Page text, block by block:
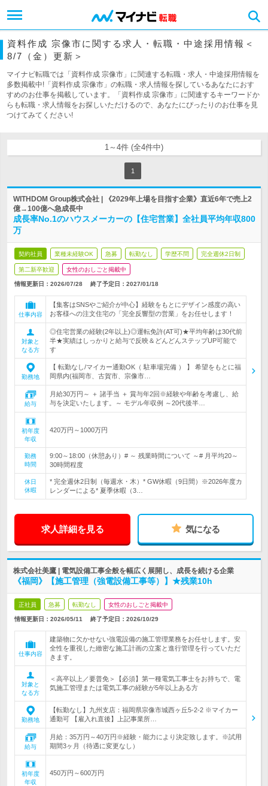
資料作成 宗像市に関する求人・転職・中途採用情報＜
8/7（金）更新＞
マイナビ転職では「資料作成 宗像市」に関連する転職・求人・中途採用情報を
多数掲載中!「資料作成 宗像市」の転職・求人情報を探しているあなたにおす
すめのお仕事を掲載しています。「資料作成 宗像市」に関連するキーワードか
らも転職・求人情報をお探しいただけるので、あなたにぴったりのお仕事を見
つけてみてください!
1～4件 (全4件中)
1
WITHDOM Group株式会社 | 《2029年上場を目指す企業》直近6年で売上2
億→100億へ急成長中
成長率No.1のハウスメーカーの【住宅営業】全社員平均年収800
万
契約社員 業種未経験OK 急募 転勤なし 学歴不問 完全週休2日制
第二新卒歓迎 女性のおしごと掲載中
情報更新日：2026/07/28 終了予定日： 2027/01/18
仕事内容
【集客はSNSやご紹介が中心】経験をもとにデザイン感度の高い
お客様への注文住宅の「完全反響型の営業」をお任せします！
対象と
なる方
◎住宅営業の経験(2年以上)◎運転免許(AT可)★平均年齢は30代前
半★実績はしっかりと給与で反映＆どんどんステップUP可能で
す
勤務地
【 転勤なし/マイカー通勤OK（ 駐車場完備 ） 】 希望をもとに福
岡県内(福岡市、古賀市、宗像市…
給与
月給30万円～ ＋ 諸手当 ＋ 賞与年2回※経験や年齢を考慮し、給
与を決定いたします。～ モデル年収例 ～20代後半…
初年度
年収
420万円～1000万円
勤務
時間
9:00～18:00（休憩あり）# ～ 残業時間について ～# 月平均20～
30時間程度
休日
休暇
* 完全週休2日制（毎週水・木）* GW休暇（9日間）※2026年度カ
レンダーによる* 夏季休暇（3…
求人詳細を見る 気になる
株式会社美鷹 | 電気設備工事全般を幅広く展開し、成長を続ける企業
《福岡》【施工管理（強電設備工事等）】★残業10h
正社員 急募 転勤なし 女性のおしごと掲載中
情報更新日：2026/05/11 終了予定日： 2026/10/29
仕事内容
建築物に欠かせない強電設備の施工管理業務をお任せします。安
全性を重視した緻密な施工計画の立案と進行管理を行っていただ
きます。
対象と
なる方
＜高卒以上／要普免＞【必須】第一種電気工事士をお持ちで、電
気施工管理または電気工事の経験が5年以上ある方
勤務地
【転勤なし】九州支店：福岡県宗像市城西ヶ丘5-2-2 ※マイカー
通勤可 【雇入れ直後】上記事業所…
給与
月給：35万円～40万円※経験・能力により決定致します。※試用
期間3ヶ月（待遇に変更なし）
初年度
年収
450万円～600万円